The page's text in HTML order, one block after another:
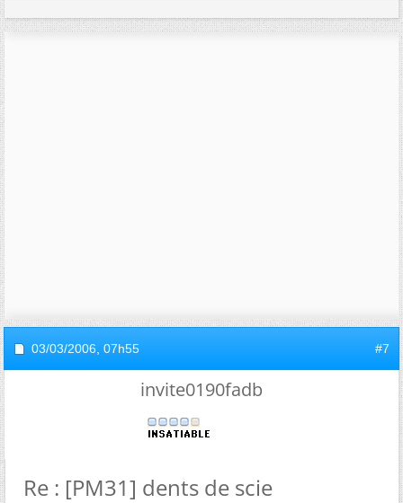
03/03/2006, 07h55 #7
invite0190fadb
Re : [PM31] dents de scie